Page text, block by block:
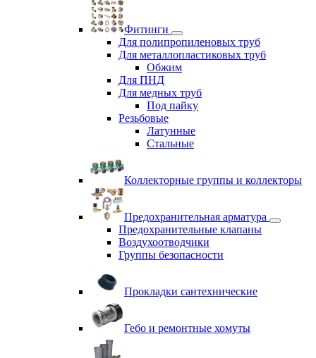
Фитинги
Для полипропиленовых труб
Для металлопластиковых труб
Обжим
Для ПНД
Для медных труб
Под пайку
Резьбовые
Латунные
Cтальные
Коллекторные группы и коллекторы
Предохранительная арматура
Предохранительные клапаны
Воздухоотводчики
Группы безопасности
Прокладки сантехнические
Гебо и ремонтные хомуты